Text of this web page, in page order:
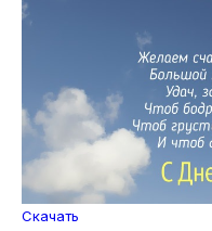
Скачать